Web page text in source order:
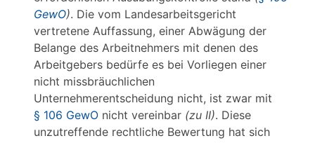
GewO). Die vom Landesarbeitsgericht
vertretene Auffassung, einer Abwägung der
Belange des Arbeitnehmers mit denen des
Arbeitgebers bedürfe es bei Vorliegen einer
nicht missbräuchlichen
Unternehmerentscheidung nicht, ist zwar mit
§ 106 GewO nicht vereinbar (zu II). Diese
unzutreffende rechtliche Bewertung hat sich